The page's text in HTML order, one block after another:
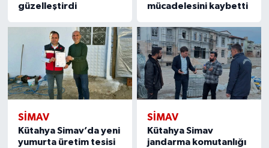
güzelleştirdi
mücadelesini kaybetti
SIMAV
Kütahya Simav’da yeni
yumurta üretim tesisi
SIMAV
Kütahya Simav
jandarma komutanlığı